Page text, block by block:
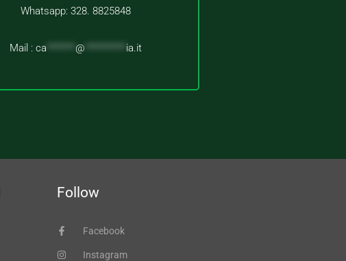
Whatsapp: 328. 8825848
Mail :ca @ ia.it
Follow
Facebook
Instagram